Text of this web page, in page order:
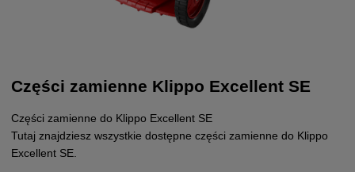
Części zamienne Klippo Excellent SE
Części zamienne do Klippo Excellent SE
Tutaj znajdziesz wszystkie dostępne części zamienne do Klippo
Excellent SE.